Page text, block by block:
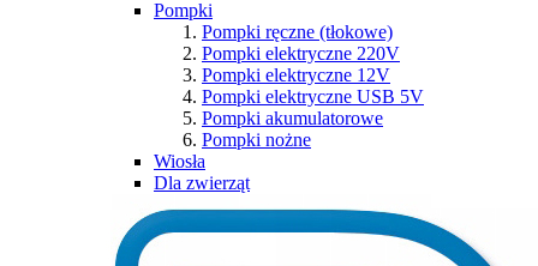
Pompki
Pompki ręczne (tłokowe)
Pompki elektryczne 220V
Pompki elektryczne 12V
Pompki elektryczne USB 5V
Pompki akumulatorowe
Pompki nożne
Wiosła
Dla zwierząt